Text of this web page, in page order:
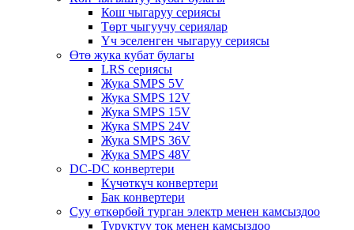
Кош чыгаруу сериясы
Төрт чыгуучу сериялар
Үч эселенген чыгаруу сериясы
Өтө жука кубат булагы
LRS сериясы
Жука SMPS 5V
Жука SMPS 12V
Жука SMPS 15V
Жука SMPS 24V
Жука SMPS 36V
Жука SMPS 48V
DC-DC конвертери
Күчөткүч конвертери
Бак конвертери
Суу өткөрбөй турган электр менен камсыздоо
Туруктуу ток менен камсыздоо